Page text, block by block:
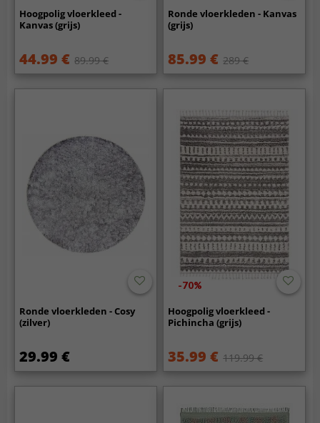
Hoogpolig vloerkleed -
Kanvas (grijs)
44.99 € 89.99 €
Ronde vloerkleden - Kanvas
(grijs)
85.99 € 289 €
Ronde vloerkleden - Cosy
(zilver)
29.99 €
-70%
Hoogpolig vloerkleed -
Pichincha (grijs)
35.99 € 119.99 €